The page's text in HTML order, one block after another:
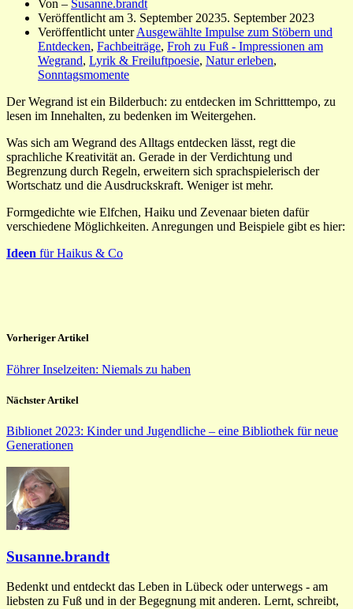
Von – Susanne.brandt
Veröffentlicht am 3. September 20235. September 2023
Veröffentlicht unterAusgewählte Impulse zum Stöbern und
Entdecken, Fachbeiträge, Froh zu Fuß - Impressionen am
Wegrand, Lyrik & Freiluftpoesie, Natur erleben,
Sonntagsmomente
Der Wegrand ist ein Bilderbuch: zu entdecken im Schritttempo, zu
lesen im Innehalten, zu bedenken im Weitergehen.
Was sich am Wegrand des Alltags entdecken lässt, regt die
sprachliche Kreativität an. Gerade in der Verdichtung und
Begrenzung durch Regeln, erweitern sich sprachspielerisch der
Wortschatz und die Ausdruckskraft. Weniger ist mehr.
Formgedichte wie Elfchen, Haiku und Zevenaar bieten dafür
verschiedene Möglichkeiten. Anregungen und Beispiele gibt es hier:
Ideen für Haikus & Co
Vorheriger Artikel
Föhrer Inselzeiten: Niemals zu haben
Nächster Artikel
Biblionet 2023: Kinder und Jugendliche – eine Bibliothek für neue
Generationen
Susanne.brandt
Bedenkt und entdeckt das Leben in Lübeck oder unterwegs - am
liebsten zu Fuß und in der Begegnung mit anderen. Lernt, schreibt,